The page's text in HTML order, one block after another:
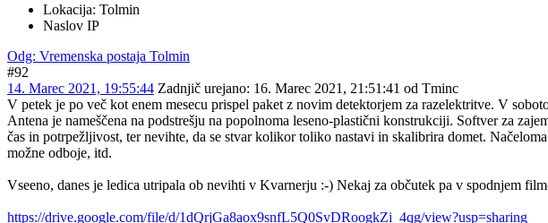
Lokacija: Tolmin
Naslov IP
Odg: Vremenska postaja Tolmin
#92
14. Marec 2021, 19:55:44 Zadnjič urejano: 16. Marec 2021, 21:51:41 od Tminc
V petek je po več kot enem mesecu prispel paket z novim detektorjem za razelektritve. V
Antena je nameščena na podstrešju na popolnoma leseno-plastični konstrukciji. Softver za
čas in potrpežljivost, ter nevihte, da se stvar kolikor toliko nastavi in skalibrira domet.
možne odboje, itd.
Vseeno, danes je ledica utripala ob nevihti v Kvarnerju :-) Nekaj za občutek pa v spodnjem
https://drive.google.com/file/d/1dQrjGa8aox9snfL5Q0SvDRoogkZi_4qg/view?usp=sharing